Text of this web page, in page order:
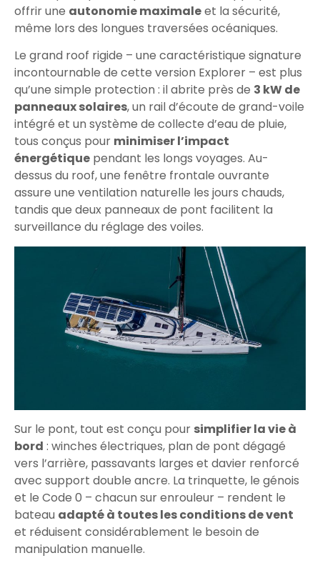
offrir une autonomie maximaleet la sécurité,
même lors des longues traversées océaniques.
Le grand roof rigide – une caractéristique signature
incontournable de cette version Explorer – est plus
qu’une simple protection : il abrite près de 3 kW de
panneaux solaires, un rail d’écoute de grand-voile
intégré et un système de collecte d’eau de pluie,
tous conçus pour minimiser l’impact
énergétique pendant les longs voyages. Au-
dessus du roof, une fenêtre frontale ouvrante
assure une ventilation naturelle les jours chauds,
tandis que deux panneaux de pont facilitent la
surveillance du réglage des voiles.
Sur le pont, tout est conçu pour simplifier la vie à
bord : winches électriques, plan de pont dégagé
vers l’arrière, passavants larges et davier renforcé
avec support double ancre. La trinquette, le génois
et le Code 0 – chacun sur enrouleur – rendent le
bateau adapté à toutes les conditions de vent
et réduisent considérablement le besoin de
manipulation manuelle.